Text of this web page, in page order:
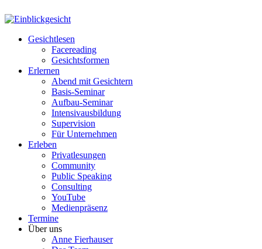
Gesichtlesen
Facereading
Gesichtsformen
Erlernen
Abend mit Gesichtern
Basis-Seminar
Aufbau-Seminar
Intensivausbildung
Supervision
Für Unternehmen
Erleben
Privatlesungen
Community
Public Speaking
Consulting
YouTube
Medienpräsenz
Termine
Über uns
Anne Fierhauser